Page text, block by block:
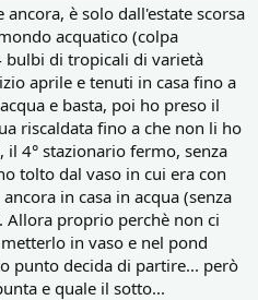
è solo dall'estate scorsa
acquatico (colpa
bulbi di tropicali di varietà
aprile e tenuti in casa fino a
e basta, poi ho preso il
riscaldata fino a che non li ho
4° stazionario fermo, senza
tolto dal vaso in cui era con
in casa in acqua (senza
proprio perchè non ci
in vaso e nel pond
punto decida di partire... però
e quale il sotto...